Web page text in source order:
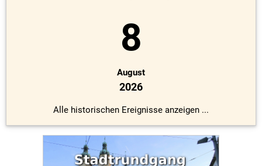
8
August
2026
Alle historischen Ereignisse anzeigen ...